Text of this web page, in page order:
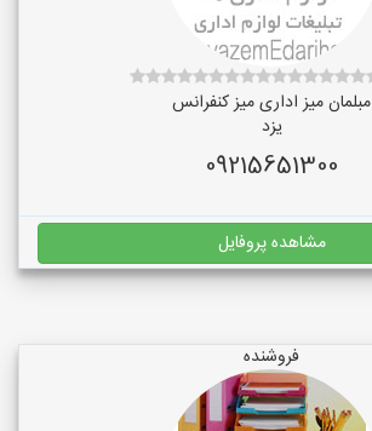
مبلمان میز اداری میز کنفرانس
یزد
09215651300
مشاهده پروفایل
فروشنده